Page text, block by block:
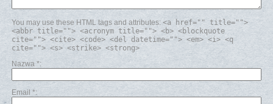
You may use these HTML tags and attributes: <a href="" title="">
<abbr title=""> <acronym title=""> <b> <blockquote
cite=""> <cite> <code> <del datetime=""> <em> <i> <q
cite=""> <s> <strike> <strong>
Nazwa *
Email *